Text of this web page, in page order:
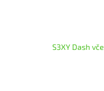
S3XY Dash